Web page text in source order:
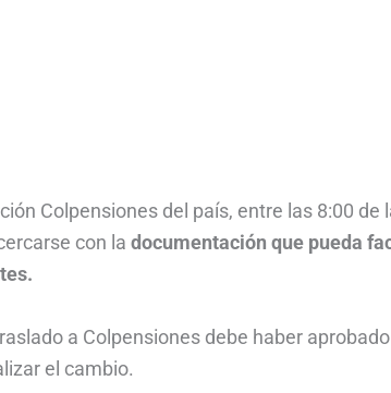
Colpensiones del país, entre las 8:00 de
con la documentación que pueda
a Colpensiones debe haber
el cambio.